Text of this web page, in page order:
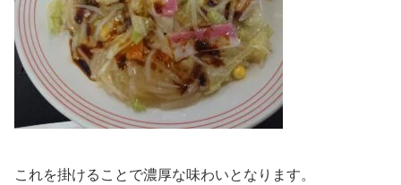
これを掛けることで濃厚な味わいとなります。